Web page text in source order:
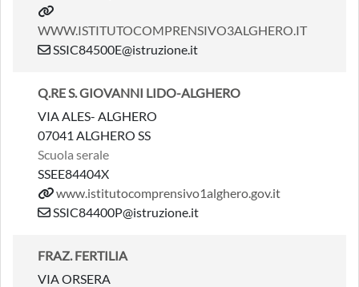
WWW.ISTITUTOCOMPRENSIVO3ALGHERO.IT
SSIC84500E@istruzione.it
Q.RE S. GIOVANNI LIDO-ALGHERO
VIA ALES- ALGHERO
07041 ALGHERO SS
Scuola serale
SSEE84404X
www.istitutocomprensivo1alghero.gov.it
SSIC84400P@istruzione.it
FRAZ. FERTILIA
VIA ORSERA